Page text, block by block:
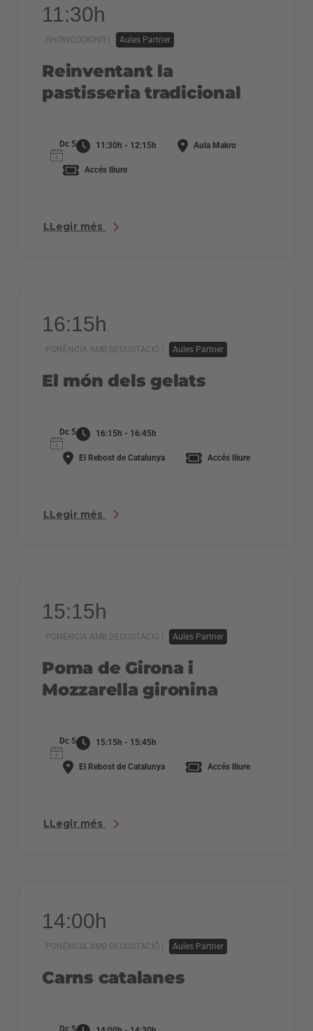
11:30h
SHOWCOOKING | Aules Partner
Reinventant la
pastisseria tradicional
Dc 5 11:30h - 12:15h Aula Makro
Accés lliure
LLegir més
16:15h
PONÈNCIA AMB DEGUSTACIÓ | Aules Partner
El món dels gelats
Dc 5 16:15h - 16:45h
El Rebost de Catalunya Accés lliure
LLegir més
15:15h
PONÈNCIA AMB DEGUSTACIÓ | Aules Partner
Poma de Girona i
Mozzarella gironina
Dc 5 15:15h - 15:45h
El Rebost de Catalunya Accés lliure
LLegir més
14:00h
PONÈNCIA AMB DEGUSTACIÓ | Aules Partner
Carns catalanes
Dc 5